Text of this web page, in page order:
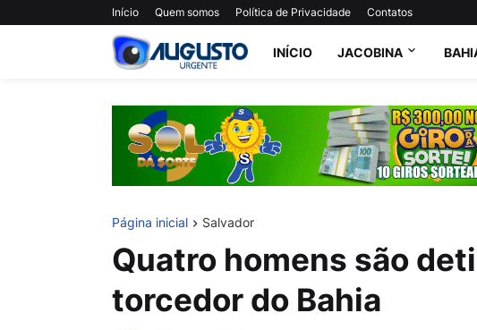
Início Quem somos Política de Privacidade Contatos
INÍCIO JACOBINA
Página inicial Salvador
Quatro homens são
torcedor do Bahia